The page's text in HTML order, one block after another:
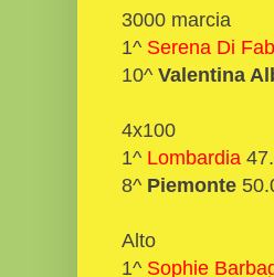
3000 marcia
1^ Serena Di
10^ Valentina
4x100
1^ Lombardia
8^ Piemonte
Alto
1^ Sophie